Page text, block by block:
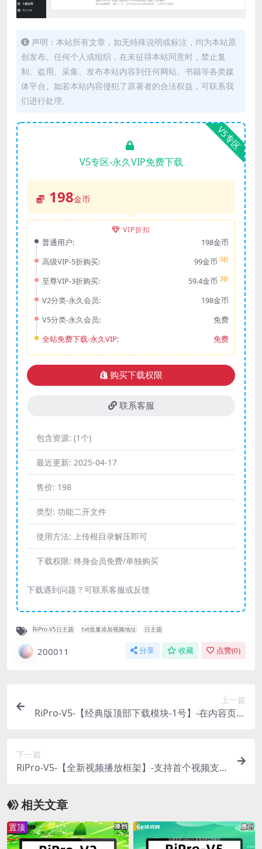
声明：本站所有文章，如无特殊说明或标注，均为本站原
创发布。任何个人或组织，在未征得本站同意时，禁止复
制、盗用、采集、发布本站内容到任何网站、书籍等各类媒
体平台。如若本站内容侵犯了原著者的合法权益，可联系我
们进行处理。
V5专区
V5专区-永久VIP免费下载
198金币
VIP折扣
普通用户:
198金币
高级VIP-5折购买:
99金币 5折
至尊VIP-3折购买: 59.4金币 3折
V2分类-永久会员:
198金币
V5分类-永久会员:
免费
全站免费下载-永久VIP:
免费
购买下载权限
联系客服
包含资源: (1个)
最近更新: 2025-04-17
售价: 198
类型: 功能二开文件
使用方法: 上传根目录解压即可
下载权限: 终身会员免费/单独购买
下载遇到问题？可联系客服或反馈
RiPro-V5日主题 txt批量添加视频地址 日主题
200011 分享 收藏 点赞(0)
上一篇
RiPro-V5-【经典版顶部下载模块-1号】-在内容页顶
下一篇
RiPro-V5-【全新视频播放框架】-支持首个视频支
插件
相关文章
置顶